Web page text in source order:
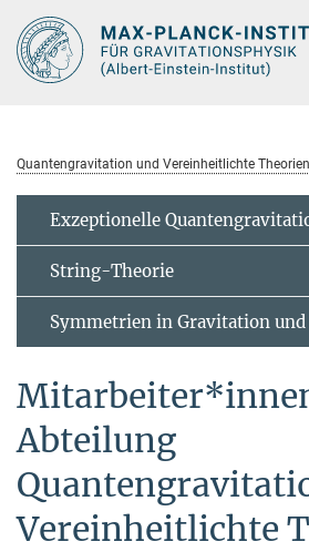
Hauptinhalt
Quantengravitation und Vereinheitlichte Theorien
Exzeptionelle
String-Theorie
Symmetrien in Gravitation
Abteilung
Vereinheitlichte